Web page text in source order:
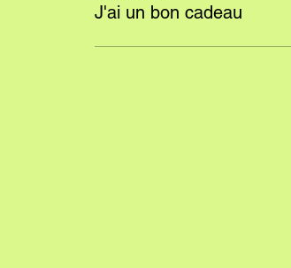
J'ai un bon cadeau